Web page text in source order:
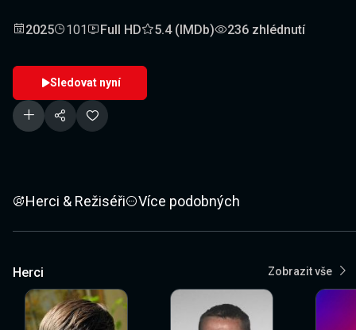
2025 101 Full HD 5.4 (IMDb) 236 zhlédnutí
Sledovat nyní
Herci & Režiséři Více podobných
Herci Zobrazit vše